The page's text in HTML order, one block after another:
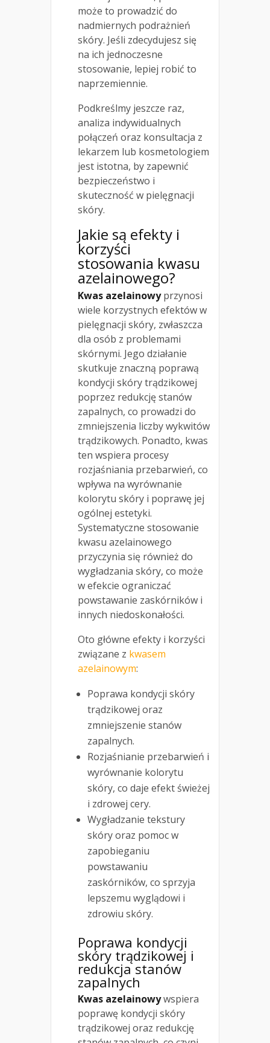
może to prowadzić do
nadmiernych podrażnień
skóry. Jeśli zdecydujesz się
na ich jednoczesne
stosowanie, lepiej robić to
naprzemiennie.
Podkreślmy jeszcze raz,
analiza indywidualnych
połączeń oraz konsultacja z
lekarzem lub kosmetologiem
jest istotna, by zapewnić
bezpieczeństwo i
skuteczność w pielęgnacji
skóry.
Jakie są efekty i
korzyści
stosowania kwasu
azelainowego?
Kwas azelainowyprzynosi
wiele korzystnych efektów w
pielęgnacji skóry, zwłaszcza
dla osób z problemami
skórnymi. Jego działanie
skutkuje znaczną poprawą
kondycji skóry trądzikowej
poprzez redukcję stanów
zapalnych, co prowadzi do
zmniejszenia liczby wykwitów
trądzikowych. Ponadto, kwas
ten wspiera procesy
rozjaśniania przebarwień, co
wpływa na wyrównanie
kolorytu skóry i poprawę jej
ogólnej estetyki.
Systematyczne stosowanie
kwasu azelainowego
przyczynia się również do
wygładzania skóry, co może
w efekcie ograniczać
powstawanie zaskórników i
innych niedoskonałości.
Oto główne efekty i korzyści
związane z kwasem
azelainowym:
Poprawa kondycji skóry
trądzikowej oraz
zmniejszenie stanów
zapalnych.
Rozjaśnianie przebarwień i
wyrównanie kolorytu
skóry, co daje efekt świeżej
i zdrowej cery.
Wygładzanie tekstury
skóry oraz pomoc w
zapobieganiu
powstawaniu
zaskórników, co sprzyja
lepszemu wyglądowi i
zdrowiu skóry.
Poprawa kondycji
skóry trądzikowej i
redukcja stanów
zapalnych
Kwas azelainowywspiera
poprawę kondycji skóry
trądzikowej oraz redukcję